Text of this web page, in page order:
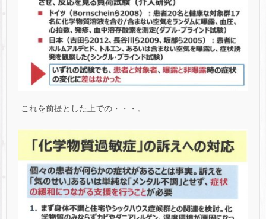
これを前提とした上での・・・。